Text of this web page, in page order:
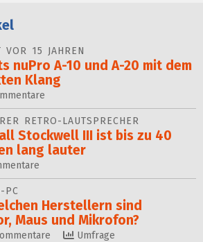
VOR 15 JAHREN
nuPro A-10 und A-20 mit dem
Klang
RETRO-LAUTSPRECHER
Stockwell III ist bis zu 40
lang lauter
PC
Herstellern sind
Maus und Mikrofon?
Umfrage